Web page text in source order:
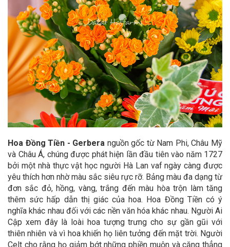
Hoa Đồng Tiền - Gerbera nguồn gốc từ Nam Phi, Châu Mỹ
và Châu Á, chúng được phát hiện lần đầu tiên vào năm 1727
bởi một nhà thực vật học người Hà Lan vaf ngày càng được
yêu thích hơn nhờ màu sắc siêu rực rỡ. Bảng màu đa dạng từ
đơn sắc đỏ, hồng, vàng, trắng đến màu hòa trộn làm tăng
thêm sức hấp dẫn thị giác của hoa. Hoa Đồng Tiền có ý
nghĩa khác nhau đối với các nền văn hóa khác nhau. Người Ai
Cập xem đây là loài hoa tượng trưng cho sự gần gũi với
thiên nhiên và vì hoa khiến họ liên tưởng đến mặt trời. Người
Celt cho rằng họ giảm bớt những phiền muộn và căng thẳng